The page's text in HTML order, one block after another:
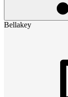
Bellakey